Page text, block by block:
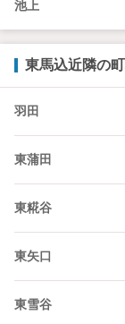
池上
東馬込近隣の
羽田
東蒲田
東糀谷
東矢口
東雪谷